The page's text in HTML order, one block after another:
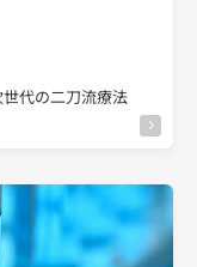
代の二刀流療法